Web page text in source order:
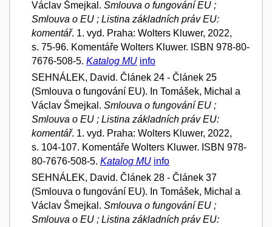
Václav Šmejkal. Smlouva o fungování EU ;
Smlouva o EU ; Listina základních práv EU:
komentář. 1. vyd. Praha: Wolters Kluwer, 2022,
s. 75-96. Komentáře Wolters Kluwer. ISBN 978-80-
7676-508-5. Katalog MU info
SEHNÁLEK, David. Článek 24 - Článek 25
(Smlouva o fungování EU). In Tomášek, Michal a
Václav Šmejkal. Smlouva o fungování EU ;
Smlouva o EU ; Listina základních práv EU:
komentář. 1. vyd. Praha: Wolters Kluwer, 2022,
s. 104-107. Komentáře Wolters Kluwer. ISBN 978-
80-7676-508-5. Katalog MU info
SEHNÁLEK, David. Článek 28 - Článek 37
(Smlouva o fungování EU). In Tomášek, Michal a
Václav Šmejkal. Smlouva o fungování EU ;
Smlouva o EU ; Listina základních práv EU: